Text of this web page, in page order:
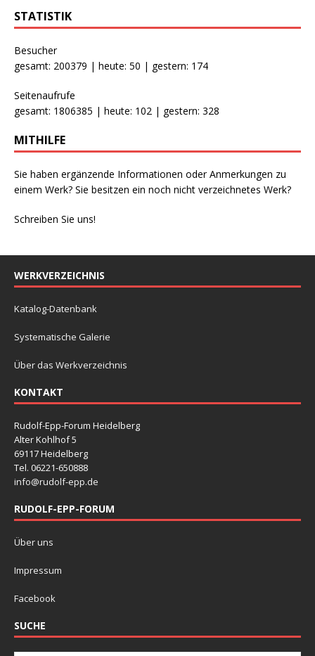
STATISTIK
Besucher
gesamt: 200379 | heute: 50 | gestern: 174
Seitenaufrufe
gesamt: 1806385 | heute: 102 | gestern: 328
MITHILFE
Sie haben ergänzende Informationen oder Anmerkungen zu
einem Werk? Sie besitzen ein noch nicht verzeichnetes Werk?
Schreiben Sie uns!
WERKVERZEICHNIS
Katalog-Datenbank
Systematische Galerie
Über das Werkverzeichnis
KONTAKT
Rudolf-Epp-Forum Heidelberg
Alter Kohlhof 5
69117 Heidelberg
Tel. 06221-650888
info@rudolf-epp.de
RUDOLF-EPP-FORUM
Über uns
Impressum
Facebook
SUCHE